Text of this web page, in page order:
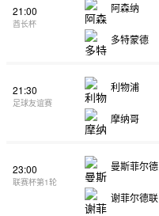
21:00
酋长杯
阿森纳
多特蒙德
21:30
足球友谊赛
利物浦
摩纳哥
23:00
联赛杯第1轮
曼斯菲尔德
谢菲尔德联